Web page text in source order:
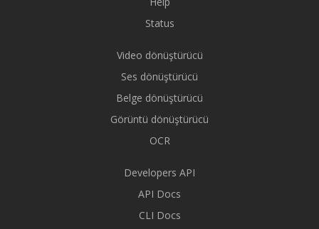
Status
Video dönüştürücü
Ses dönüştürücü
Belge dönüştürücü
Görüntü dönüştürücü
OCR
Developers API
API Docs
CLI Docs